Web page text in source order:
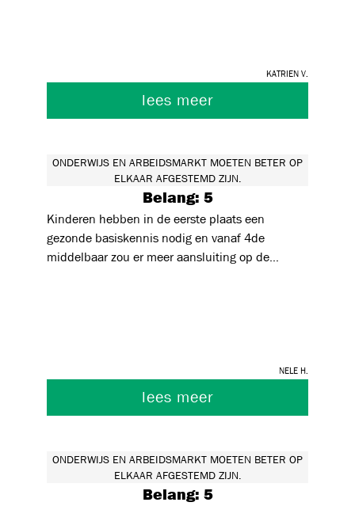
Katrien V.
lees meer
ONDERWIJS EN ARBEIDSMARKT MOETEN BETER OP
ELKAAR AFGESTEMD ZIJN.
Belang: 5
Kinderen hebben in de eerste plaats een
gezonde basiskennis nodig en vanaf 4de
middelbaar zou er meer aansluiting op de
Nele H.
lees meer
ONDERWIJS EN ARBEIDSMARKT MOETEN BETER OP
ELKAAR AFGESTEMD ZIJN.
Belang: 5